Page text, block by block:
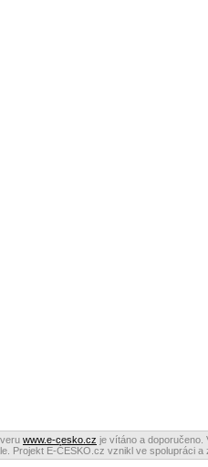
www.e-cesko.cz je vítáno a doporučeno.
Projekt E-ČESKO.cz vznikl ve spolupráci